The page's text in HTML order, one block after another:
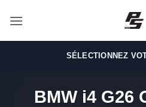
SÉLECTIONNEZ
BMW i4 G26